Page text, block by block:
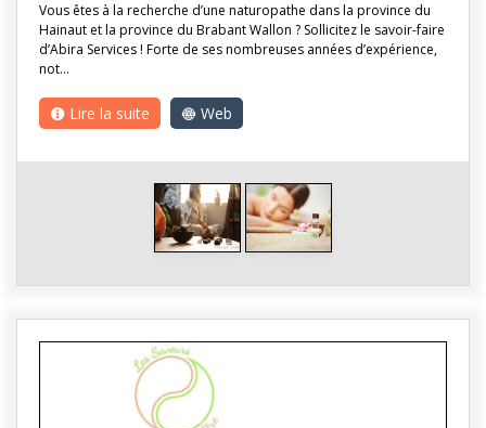
Vous êtes à la recherche d’une naturopathe dans la province du
Hainaut et la province du Brabant Wallon ? Sollicitez le savoir-faire
d’Abira Services ! Forte de ses nombreuses années d’expérience,
not…
Lire la suite Web